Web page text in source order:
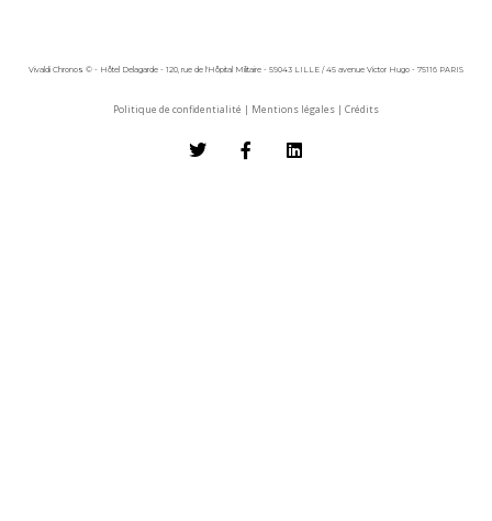
Vivaldi Chronos © - Hôtel Delagarde - 120, rue de l'Hôpital Militaire - 59043 LILLE / 45 avenue Victor Hugo - 75116 PARIS
Politique de confidentialité | Mentions légales | Crédits